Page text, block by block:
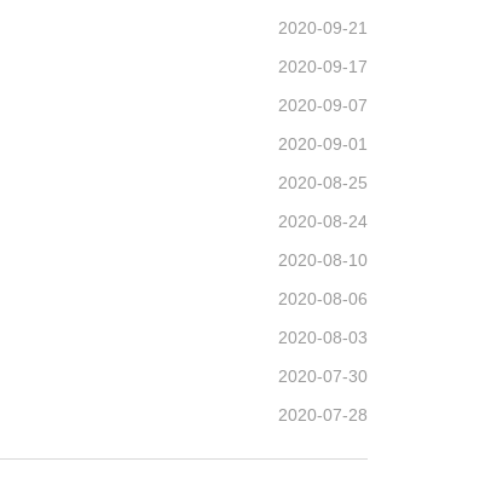
2020-09-21
2020-09-17
2020-09-07
2020-09-01
2020-08-25
2020-08-24
2020-08-10
2020-08-06
2020-08-03
2020-07-30
2020-07-28